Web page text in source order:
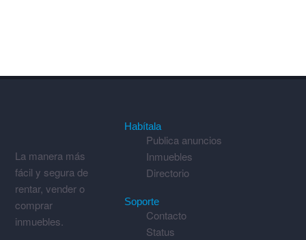
La manera más
fácil y segura de
rentar, vender o
comprar
inmuebles.
Habítala
Publica anuncios
Inmuebles
Directorio
Soporte
Contacto
Status